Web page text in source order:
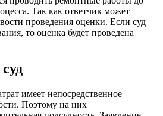
Так как ответчик может
проведения оценки. Если суд
то оценка будет проведена
имеет непосредственное
Поэтому на них